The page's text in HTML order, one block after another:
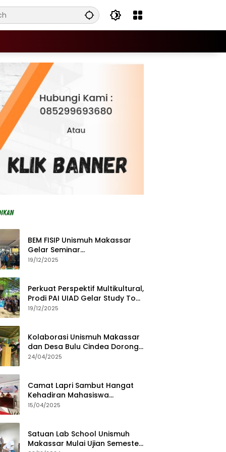
BEM FISIP Unismuh Makassar
Gelar Seminar
Keperempuanan, Bahas
19/12/2025
Perkuat Perspektif Multikultural,
Prodi PAI UIAD Gelar Study Tour
ke Kajang
19/12/2025
Kolaborasi Unismuh Makassar
dan Desa Bulu Cindea Dorong
Sentra Garam Industri
24/04/2025
Camat Lapri Sambut Hangat
Kehadiran Mahasiswa
PoltekMu
15/04/2025
Satuan Lab School Unismuh
Makassar Mulai Ujian Semester,